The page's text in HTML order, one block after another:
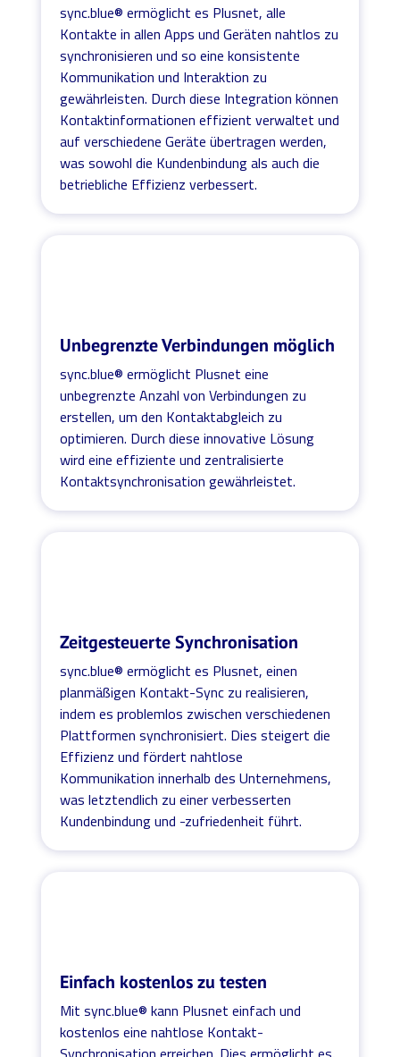
sync.blue® ermöglicht es Plusnet, alle
Kontakte in allen Apps und Geräten nahtlos zu
synchronisieren und so eine konsistente
Kommunikation und Interaktion zu
gewährleisten. Durch diese Integration können
Kontaktinformationen effizient verwaltet und
auf verschiedene Geräte übertragen werden,
was sowohl die Kundenbindung als auch die
betriebliche Effizienz verbessert.
Unbegrenzte Verbindungen möglich
sync.blue® ermöglicht Plusnet eine
unbegrenzte Anzahl von Verbindungen zu
erstellen, um den Kontaktabgleich zu
optimieren. Durch diese innovative Lösung
wird eine effiziente und zentralisierte
Kontaktsynchronisation gewährleistet.
Zeitgesteuerte Synchronisation
sync.blue® ermöglicht es Plusnet, einen
planmäßigen Kontakt-Sync zu realisieren,
indem es problemlos zwischen verschiedenen
Plattformen synchronisiert. Dies steigert die
Effizienz und fördert nahtlose
Kommunikation innerhalb des Unternehmens,
was letztendlich zu einer verbesserten
Kundenbindung und -zufriedenheit führt.
Einfach kostenlos zu testen
Mit sync.blue® kann Plusnet einfach und
kostenlos eine nahtlose Kontakt-